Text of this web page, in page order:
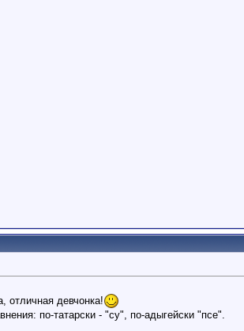
отличная девчонка!
по-татарски - "су", по-адыгейски "псе".